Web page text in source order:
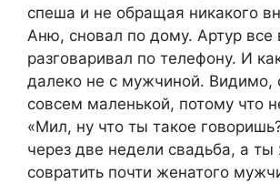
спеша и не обращая никакого
Аню, сновал по дому. Артур все
разговаривал по телефону. И
далеко не с мужчиной. Видимо,
совсем маленькой, потому что
«Мил, ну что ты такое
через две недели свадьба, а ты
совратить почти женатого